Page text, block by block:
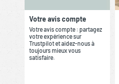
Votre avis compte
Votre avis compte : partagez
votre expérience sur
Trustpilot et aidez-nous à
toujours mieux vous
satisfaire.